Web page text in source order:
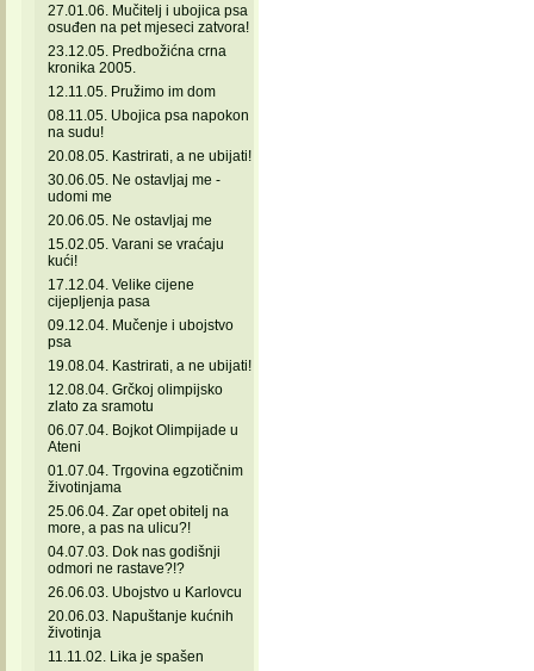
27.01.06. Mučitelj i ubojica psa
osuđen na pet mjeseci zatvora!
23.12.05. Predbožićna crna
kronika 2005.
12.11.05. Pružimo im dom
08.11.05. Ubojica psa napokon
na sudu!
20.08.05. Kastrirati, a ne ubijati!
30.06.05. Ne ostavljaj me -
udomi me
20.06.05. Ne ostavljaj me
15.02.05. Varani se vraćaju
kući!
17.12.04. Velike cijene
cijepljenja pasa
09.12.04. Mučenje i ubojstvo
psa
19.08.04. Kastrirati, a ne ubijati!
12.08.04. Grčkoj olimpijsko
zlato za sramotu
06.07.04. Bojkot Olimpijade u
Ateni
01.07.04. Trgovina egzotičnim
životinjama
25.06.04. Zar opet obitelj na
more, a pas na ulicu?!
04.07.03. Dok nas godišnji
odmori ne rastave?!?
26.06.03. Ubojstvo u Karlovcu
20.06.03. Napuštanje kućnih
životinja
11.11.02. Lika je spašen